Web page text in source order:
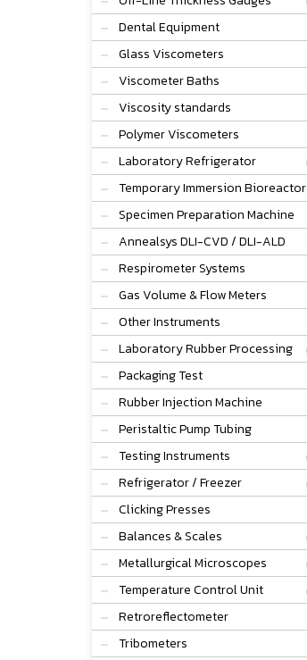
Dental Equipment
Glass Viscometers
Viscometer Baths
Viscosity standards
Polymer Viscometers
Laboratory Refrigerator
Temporary Immersion Bioreactor
Specimen Preparation Machine
Annealsys DLI-CVD / DLI-ALD
Respirometer Systems
Gas Volume & Flow Meters
Other Instruments
Laboratory Rubber Processing
Packaging Test
Rubber Injection Machine
Peristaltic Pump Tubing
Testing Instruments
Refrigerator / Freezer
Clicking Presses
Balances & Scales
Metallurgical Microscopes
Temperature Control Unit
Retroreflectometer
Tribometers